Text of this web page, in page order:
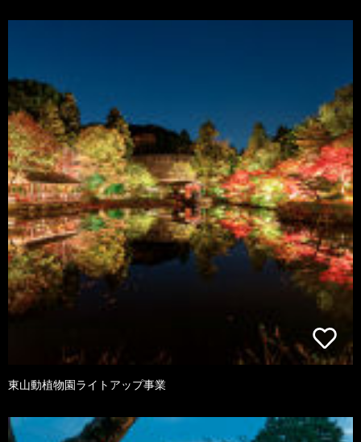
東山動植物園ライトアップ事業